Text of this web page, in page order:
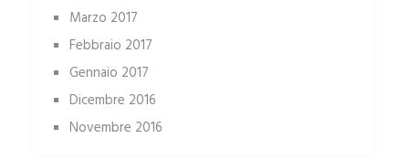
Marzo 2017
Febbraio 2017
Gennaio 2017
Dicembre 2016
Novembre 2016